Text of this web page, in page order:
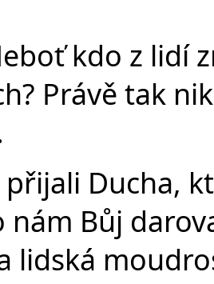
kdo z lidí
Právě tak
Ducha,
nám Bůj
lidská